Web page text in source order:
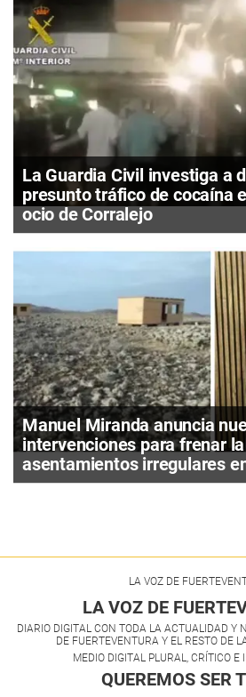
La Guardia Civil investiga a
presunto tráfico de cocaína
ocio de Corralejo
Manuel Miranda anuncia
intervenciones para frenar
asentamientos irregulares
LA VOZ DE
LA VOZ DE
DIARIO DIGITAL CON TODA LA ACTUALIDAD Y
DE FUERTEVENTURA Y EL RESTO DE
MEDIO DIGITAL PLURAL, CRÍTICO E
QUEREMOS SER